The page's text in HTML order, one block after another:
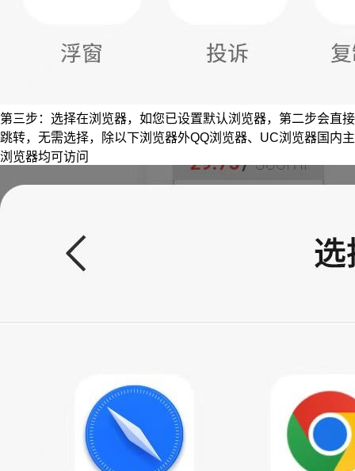
第三步：选择在浏览器，如您已设置默认浏览器，第二步会直接
跳转，无需选择，除以下浏览器外QQ浏览器、UC浏览器国内主
浏览器均可访问